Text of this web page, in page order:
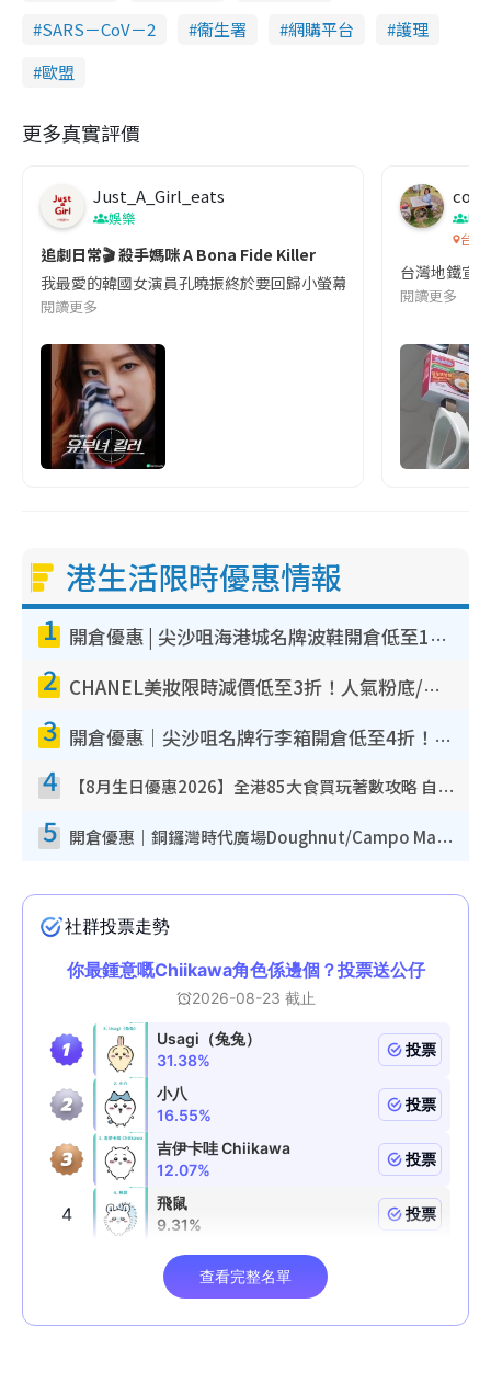
SARS－CoV－2
衞生署 網購平台
護理
歐盟
更多真實評價
Just_A_Girl_eats
娛樂
追劇日常🎬 殺手媽咪 A Bona Fide Killer
我最愛的韓國女演員孔曉振終於要回歸小螢幕啦!這次的劇本改編
閱讀更多
co
吹
台灣
台灣地鐵宣
閱讀更多
港生活限時優惠情報
1 開倉優惠 | 尖沙咀海港城名牌波鞋開倉低至1折！On鞋$899起／Joy&Peace鞋履$98起
2 CHANEL美妝限時減價低至3折！人氣粉底/唇膏/精華液低至$275！COCO香水都有平
3 開倉優惠｜尖沙咀名牌行李箱開倉低至4折！一連5日 American Tourister/ace./Hallmark $200起！
4 【8月生日優惠2026】全港85大食買玩著數攻略 自助餐/火鍋放題同行免費＋誠品/DONKI送現金券
5 開倉優惠｜銅鑼灣時代廣場Doughnut/Campo Marzio開倉低至1折！背囊、書包、手袋劈價$200起